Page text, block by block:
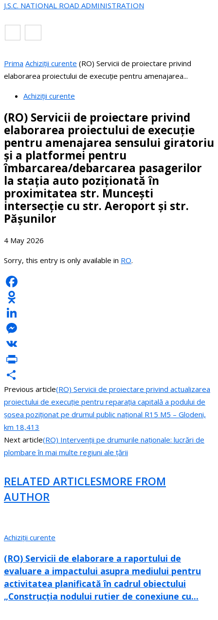
J.S.C. NATIONAL ROAD ADMINISTRATION
Prima Achiziții curente (RO) Servicii de proiectare privind
elaborarea proiectului de execuție pentru amenajarea...
Achiziții curente
(RO) Servicii de proiectare privind
elaborarea proiectului de execuție
pentru amenajarea sensului giratoriu
și a platformei pentru
îmbarcarea/debarcarea pasagerilor
la stația auto poziționată în
proximitatea str. Muncești
intersecție cu str. Aeroport și str.
Pășunilor
4 May 2026
Sorry, this entry is only available in RO.
Facebook
Odnoklassniki
LinkedIn
Messenger
VK
PrintFriendly
Share
Previous article(RO) Servicii de proiectare privind actualizarea
proiectului de execuție pentru reparația capitală a podului de
șosea poziționat pe drumul public național R15 M5 – Glodeni,
km 18,413
Next article(RO) Intervenții pe drumurile naționale: lucrări de
plombare în mai multe regiuni ale țării
RELATED ARTICLESMORE FROM
AUTHOR
Achiziții curente
(RO) Servicii de elaborare a raportului de
evaluare a impactului asupra mediului pentru
activitatea planificată în cadrul obiectului
„Construcția nodului rutier de conexiune cu...